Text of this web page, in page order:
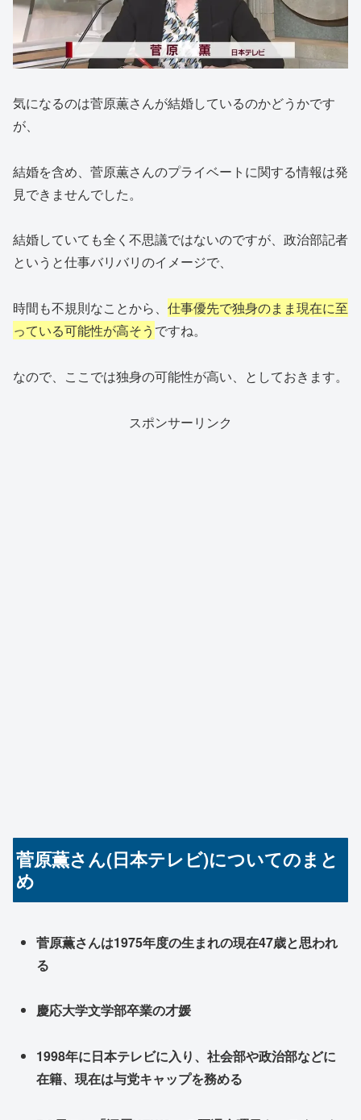
気になるのは菅原薫さんが結婚しているのかどうかです
が、
結婚を含め、菅原薫さんのプライベートに関する情報は発
見できませんでした。
結婚していても全く不思議ではないのですが、政治部記者
というと仕事バリバリのイメージで、
時間も不規則なことから、 仕事優先で独身のまま現在に至
っている可能性が高そう ですね。
なので、ここでは独身の可能性が高い、としておきます。
スポンサーリンク
菅原薫さん(日本テレビ)についてのまと
め
菅原薫さんは1975年度の生まれの現在47歳と思われ
る
慶応大学文学部卒業の才媛
1998年に日本テレビに入り、社会部や政治部などに
在籍、現在は与党キャップを務める